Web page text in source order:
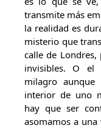
transmite más
la realidad es
misterio que
calle de
invisibles. O el
milagro
interior de uno
hay que ser
asomamos a